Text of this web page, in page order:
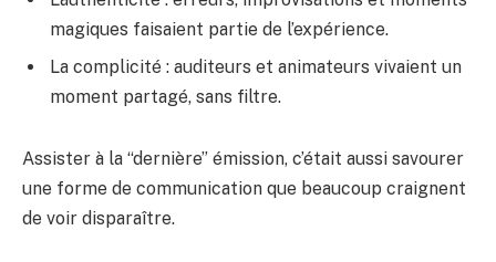
magiques faisaient partie de l’expérience.
La complicité : auditeurs et animateurs vivaient un
moment partagé, sans filtre.
Assister à la “dernière” émission, c’était aussi savourer
une forme de communication que beaucoup craignent
de voir disparaître.